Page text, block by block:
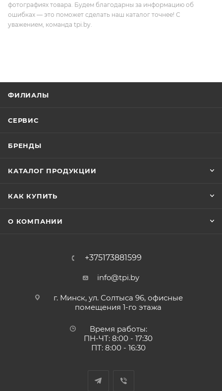
фотографиях товара. Будем благодарны за информацию об
ошибках — это поможет сделать наш каталог точнее! С
уважением, команда tpi.by.
ФИЛИАЛЫ
СЕРВИС
БРЕНДЫ
КАТАЛОГ ПРОДУКЦИИ
КАК КУПИТЬ
О КОМПАНИИ
+375173881599
info@tpi.by
г. Минск, ул. Солтыса 96, офисные
помещения 1-го этажа
Время работы:
ПН-ЧТ: 8:00 - 17:30
ПТ: 8:00 - 16:30